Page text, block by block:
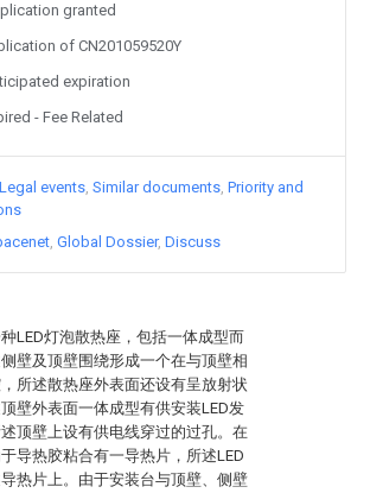
LED灯泡散热座，包括一体成型而
壁及顶壁围绕形成一个在与顶壁相
所述散热座外表面还设有呈放射状
壁外表面一体成型有供安装LED发
顶壁上设有供电线穿过的过孔。在
导热胶粘合有一导热片，所述LED
热片上。由于安装台与顶壁、侧壁
granted
of CN201059520Y
expiration
- Fee Related
Legal events Similar documents Priority and
Global Dossier Discuss